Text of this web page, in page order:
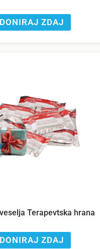
DONIRAJ ZDAJ
Terapevtska hrana
DONIRAJ ZDAJ